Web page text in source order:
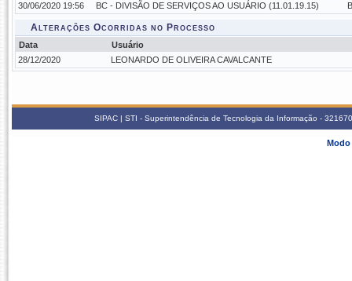
30/06/2020 19:56
BC - DIVISÃO DE SERVIÇOS AO USUÁRIO (11.01.19.15)
Alterações Ocorridas no Processo
Data
Usuário
28/12/2020
LEONARDO DE OLIVEIRA CAVALCANTE
SIPAC | STI - Superintendência de Tecnologia da Informação -
Modo